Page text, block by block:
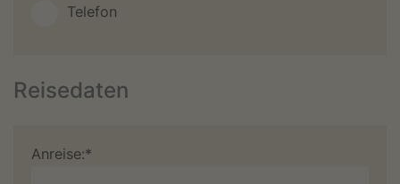
Telefon
Reisedaten
Anreise:*